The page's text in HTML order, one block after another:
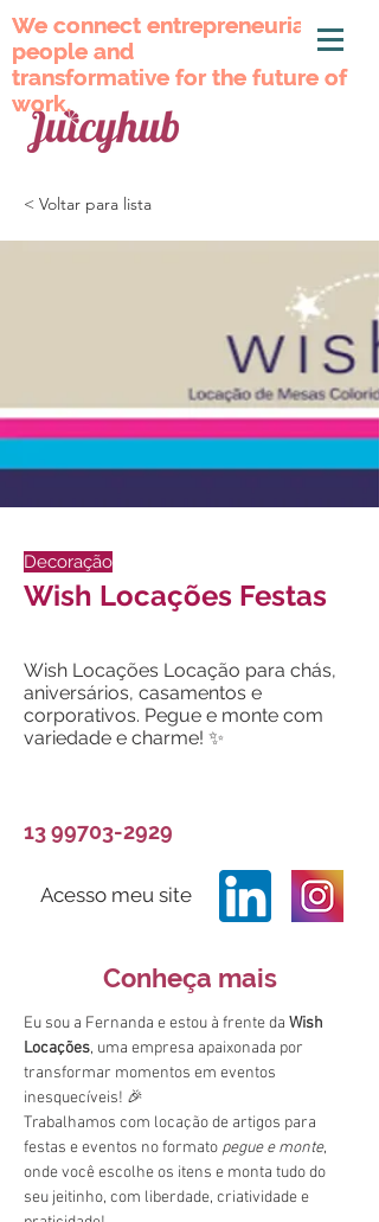
We connect entrepreneurial
people and
transformative for the future of
work.
We connect entrepreneurial
people and
transformative for the future of
work.
< Voltar para lista
Decoração
Wish Locações Festas
Wish Locações Locação para chás,
aniversários, casamentos e
corporativos. Pegue e monte com
variedade e charme! ✨
13 99703-2929
Acesso meu site
Conheça mais
Eu sou a Fernanda e estou à frente da Wish
Locações, uma empresa apaixonada por
transformar momentos em eventos
inesquecíveis! 🎉
Trabalhamos com locação de artigos para
festas e eventos no formato pegue e monte,
onde você escolhe os itens e monta tudo do
seu jeitinho, com liberdade, criatividade e